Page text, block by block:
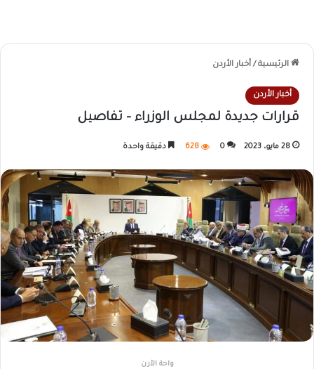
الرئيسية / أخبار الأردن
أخبار الأردن
قرارات جديدة لمجلس الوزراء – تفاصيل
28 مايو، 2023 0
628 دقيقة واحدة
واحة الأرن